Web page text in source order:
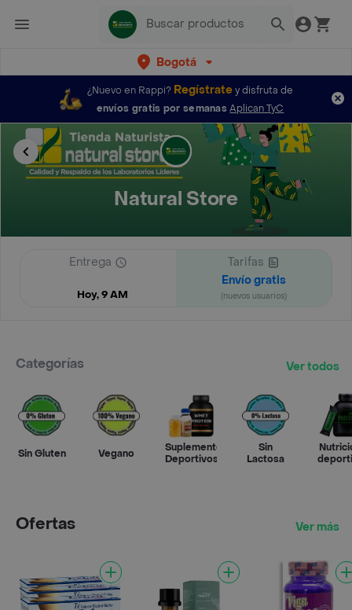
Bogotá
¿Nuevo en Rappi? Regístratey disfruta de
envíos gratis por semanas Aplican TyC
Natural Store
Entrega
Hoy, 9 AM
Tarifas
Envío gratis
(nuevos usuarios)
Categorías Ver todos
Sin Gluten Vegano
Suplementos
Deportivos
Sin
Lactosa
Ofertas Ver más